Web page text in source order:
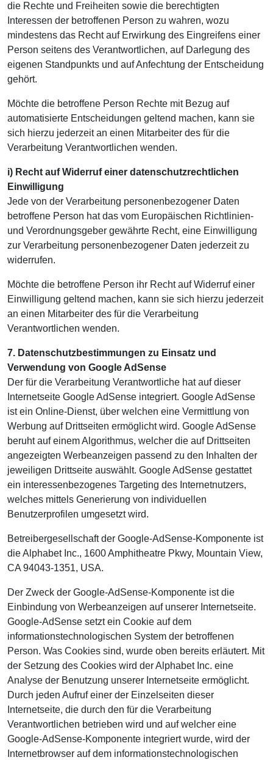
die Rechte und Freiheiten sowie die berechtigten
Interessen der betroffenen Person zu wahren, wozu
mindestens das Recht auf Erwirkung des Eingreifens einer
Person seitens des Verantwortlichen, auf Darlegung des
eigenen Standpunkts und auf Anfechtung der Entscheidung
gehört.
Möchte die betroffene Person Rechte mit Bezug auf
automatisierte Entscheidungen geltend machen, kann sie
sich hierzu jederzeit an einen Mitarbeiter des für die
Verarbeitung Verantwortlichen wenden.
i) Recht auf Widerruf einer datenschutzrechtlichen
Einwilligung
Jede von der Verarbeitung personenbezogener Daten
betroffene Person hat das vom Europäischen Richtlinien-
und Verordnungsgeber gewährte Recht, eine Einwilligung
zur Verarbeitung personenbezogener Daten jederzeit zu
widerrufen.
Möchte die betroffene Person ihr Recht auf Widerruf einer
Einwilligung geltend machen, kann sie sich hierzu jederzeit
an einen Mitarbeiter des für die Verarbeitung
Verantwortlichen wenden.
7. Datenschutzbestimmungen zu Einsatz und
Verwendung von Google AdSense
Der für die Verarbeitung Verantwortliche hat auf dieser
Internetseite Google AdSense integriert. Google AdSense
ist ein Online-Dienst, über welchen eine Vermittlung von
Werbung auf Drittseiten ermöglicht wird. Google AdSense
beruht auf einem Algorithmus, welcher die auf Drittseiten
angezeigten Werbeanzeigen passend zu den Inhalten der
jeweiligen Drittseite auswählt. Google AdSense gestattet
ein interessenbezogenes Targeting des Internetnutzers,
welches mittels Generierung von individuellen
Benutzerprofilen umgesetzt wird.
Betreibergesellschaft der Google-AdSense-Komponente ist
die Alphabet Inc., 1600 Amphitheatre Pkwy, Mountain View,
CA 94043-1351, USA.
Der Zweck der Google-AdSense-Komponente ist die
Einbindung von Werbeanzeigen auf unserer Internetseite.
Google-AdSense setzt ein Cookie auf dem
informationstechnologischen System der betroffenen
Person. Was Cookies sind, wurde oben bereits erläutert. Mit
der Setzung des Cookies wird der Alphabet Inc. eine
Analyse der Benutzung unserer Internetseite ermöglicht.
Durch jeden Aufruf einer der Einzelseiten dieser
Internetseite, die durch den für die Verarbeitung
Verantwortlichen betrieben wird und auf welcher eine
Google-AdSense-Komponente integriert wurde, wird der
Internetbrowser auf dem informationstechnologischen